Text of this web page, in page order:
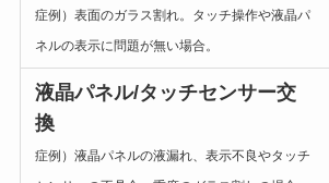
症例）表面のガラス割れ。タッチ操作や液晶パ
ネルの表示に問題が無い場合。
液晶パネル/タッチセンサー交
換
症例）液晶パネルの液漏れ、表示不良やタッチ